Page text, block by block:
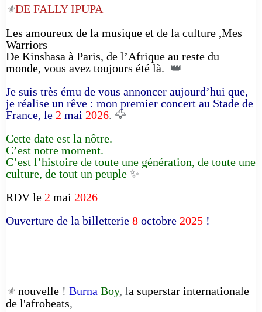
⚜️DE FALLY IPUPA
Les amoureux de la musique et de la culture ,Mes
Warriors
De Kinshasa à Paris, de l’Afrique au reste du
monde, vous avez toujours été là. 👑
Je suis très ému de vous annoncer aujourd’hui que,
je réalise un rêve : mon premier concert au Stade de
France, le 2 mai 2026. 🦅
Cette date est la nôtre.
C’est notre moment.
C’est l’histoire de toute une génération, de toute une
culture, de tout un peuple ✨
RDV le 2 mai 2026
Ouverture de la billetterie 8 octobre 2025 !
⚜️ nouvelle ! Burna Boy, la superstar internationale
de l'afrobeats,